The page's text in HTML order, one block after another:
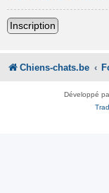
Inscription
Chiens-chats.be
Développé